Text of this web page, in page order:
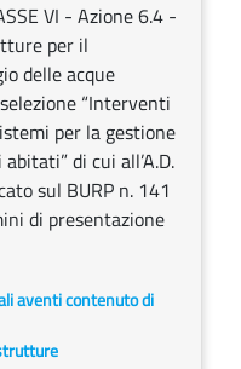
VI - Azione 6.4 -
per il
delle acque
“Interventi
per la gestione
di cui all’A.D.
sul BURP n. 141
di presentazione
aventi contenuto di